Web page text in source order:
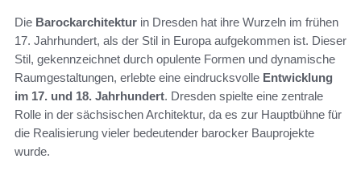
Die Barockarchitektur in Dresden hat ihre Wurzeln im frühen
17. Jahrhundert, als der Stil in Europa aufgekommen ist. Dieser
Stil, gekennzeichnet durch opulente Formen und dynamische
Raumgestaltungen, erlebte eine eindrucksvolle Entwicklung
im 17. und 18. Jahrhundert. Dresden spielte eine zentrale
Rolle in der sächsischen Architektur, da es zur Hauptbühne für
die Realisierung vieler bedeutender barocker Bauprojekte
wurde.